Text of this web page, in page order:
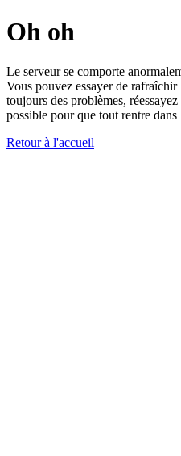
Oh oh
Le serveur se comporte
Vous pouvez essayer de
toujours des problèmes,
possible pour que tout rentre
Retour à l'accueil